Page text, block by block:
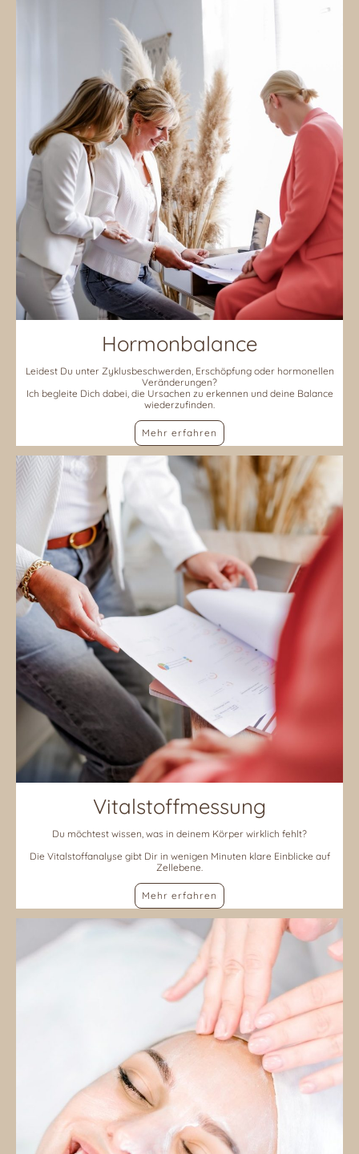
Hormonbalance
Leidest Du unter Zyklusbeschwerden, Erschöpfung oder hormonellen
Veränderungen?
Ich begleite Dich dabei, die Ursachen zu erkennen und deine Balance
wiederzufinden.
Mehr erfahren
Vitalstoffmessung
Du möchtest wissen, was in deinem Körper wirklich fehlt?
Die Vitalstoffanalyse gibt Dir in wenigen Minuten klare Einblicke auf
Zellebene.
Mehr erfahren